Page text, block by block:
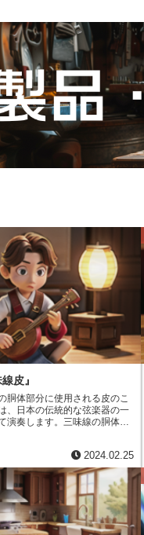
皮』
胴体部分に使用される皮のこ
、日本の伝統的な弦楽器の一
演奏します。三味線の胴体部
、馬、猫、犬など、様々な動
中でも、子牛の皮は、最も一
れています。三味線皮は、動
て作られます。なめすとは、
防ぐ処理のことです。三味線
燥させて、三味線の胴体部分
2024.02.25